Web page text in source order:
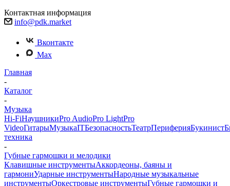
Контактная информация
info@pdk.market
Вконтакте
Max
Главная
-
Каталог
-
Музыка
Hi-FiНаушникиPro AudioPro LightPro
VideoГитарыМузыкаITБезопасностьТеатрПериферияБукинист
техника
-
Губные гармошки и мелодики
Клавишные инструментыАккордеоны, баяны и
гармониУдарные инструментыНародные музыкальные
инструментыОркестровые инструментыГубные гармошки и